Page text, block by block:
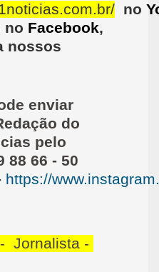
no
no Facebook,
nossos
enviar
do
pelo
88 66 - 50
https://
Jornalista -